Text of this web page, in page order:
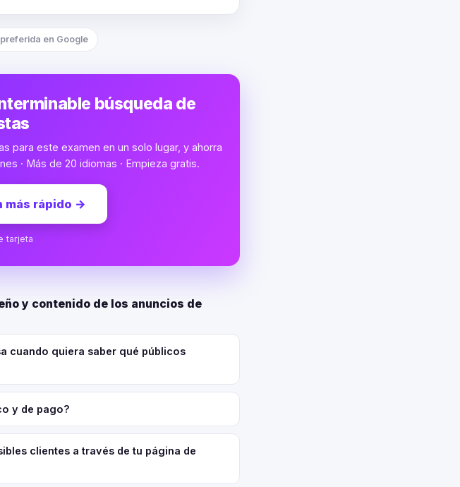
en Google
búsqueda de
para este examen en un solo lugar, y ahorra
· Más de 20 idiomas · Empieza gratis.
más rápido →
tarjeta
y contenido de los anuncios de
cuando quiera saber qué públicos
y de pago?
clientes a través de tu página de